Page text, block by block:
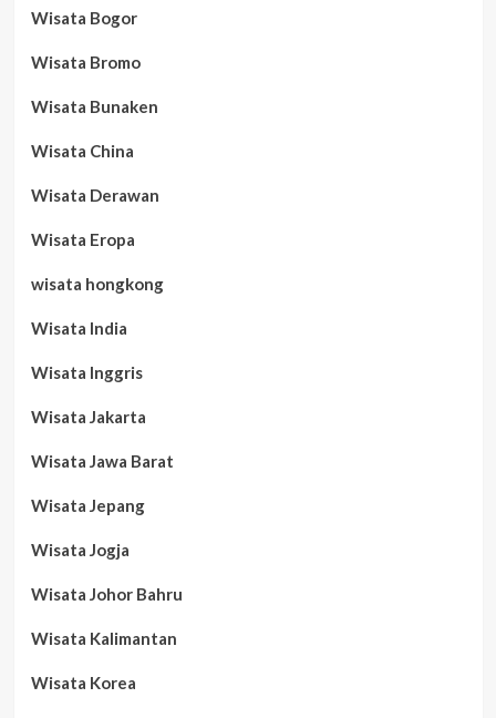
Wisata Bogor
Wisata Bromo
Wisata Bunaken
Wisata China
Wisata Derawan
Wisata Eropa
wisata hongkong
Wisata India
Wisata Inggris
Wisata Jakarta
Wisata Jawa Barat
Wisata Jepang
Wisata Jogja
Wisata Johor Bahru
Wisata Kalimantan
Wisata Korea